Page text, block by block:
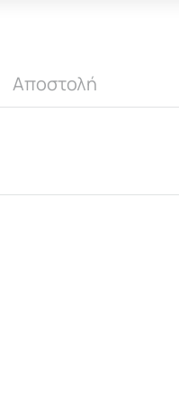
Αποστολή